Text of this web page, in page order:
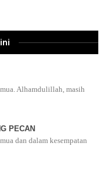
Alhamdulillah, masih
PECAN
dan dalam kesempatan